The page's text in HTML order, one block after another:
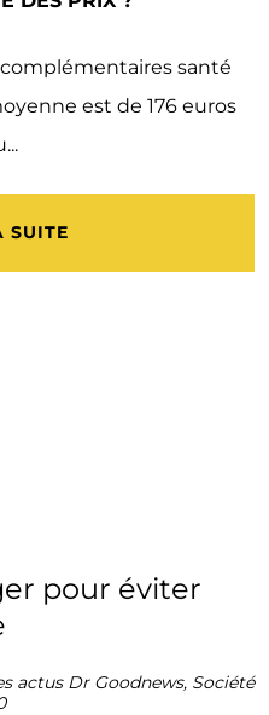
santé
est de 176 euros
SUITE
actus Dr Goodnews, Société